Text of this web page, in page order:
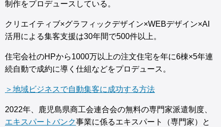
制作をプロデュースしている。
クリエイティブ×グラフィックデザイン×WEBデザイン×AI
活用による集客支援は30年間で500件以上。
住宅会社のHPから1000万以上の注文住宅を年に6棟×5年連
続自動で成約に導く仕組などをプロデュース。
＞地域ビジネスで自動集客に成功する方法
2022年、鹿児島県商工会連合会の無料の専門家派遣制度、
エキスパートバンク事業に係るエキスパート（専門家）と